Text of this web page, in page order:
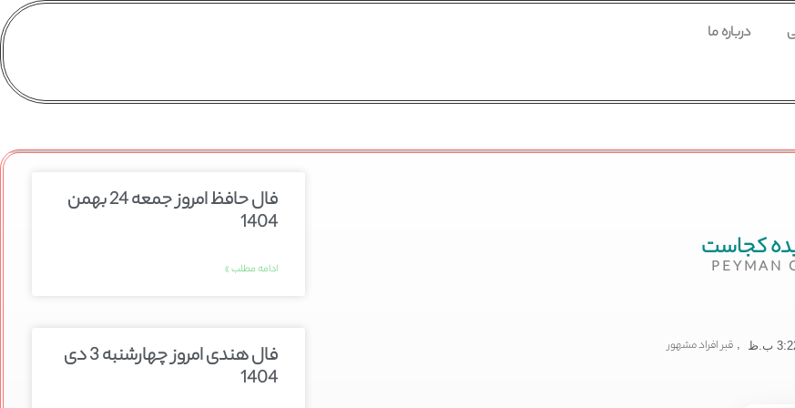
درباره ما
کجاست
PEYMAN
ب.ظ , قبر افراد مشهور
فال حافظ امروز جمعه 24 بهمن
1404
ادامه مطلب »
فال هندی امروز چهارشنبه 3 دی
1404